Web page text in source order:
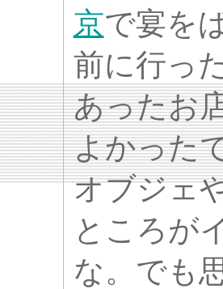
京で宴を
前に行っ
あったお
よかった
オブジェ
ところが
な。でも